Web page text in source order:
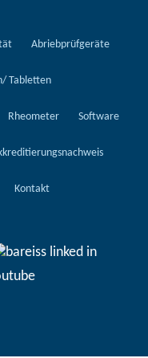
Abriebprüfgeräte
Tabletten
Rheometer Software
Kontakt